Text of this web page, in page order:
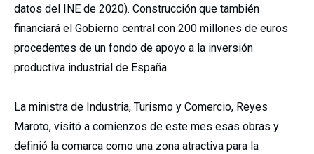
datos del INE de 2020). Construcción que también
financiará el Gobierno central con 200 millones de euros
procedentes de un fondo de apoyo a la inversión
productiva industrial de España.
La ministra de Industria, Turismo y Comercio, Reyes
Maroto, visitó a comienzos de este mes esas obras y
definió la comarca como una zona atractiva para la